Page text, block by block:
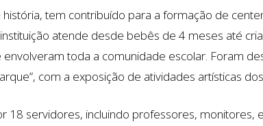
tem contribuído para a formação de
atende desde bebês de 4 meses até
toda a comunidade escolar. Foram
com a exposição de atividades artísticas
18 servidores, incluindo professores, monitores,